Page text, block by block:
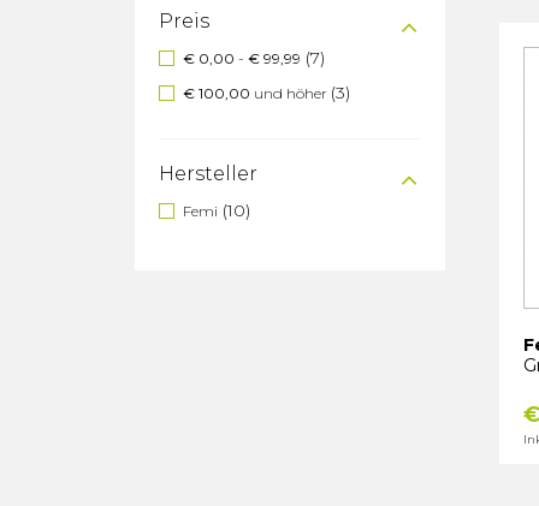
Preis
€ 0,00 - € 99,99 (7)
€ 100,00 und höher (3)
Hersteller
Femi (10)